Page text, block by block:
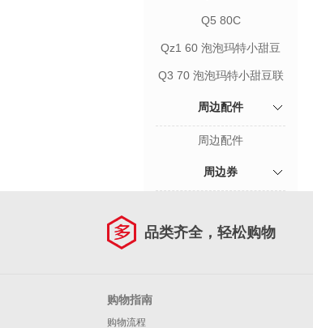
Q5 80C
Qz1 60 泡泡玛特小甜豆
联名款
Q3 70 泡泡玛特小甜豆联
周边配件
周边配件
周边券
品类齐全，轻松购物
购物指南
购物流程